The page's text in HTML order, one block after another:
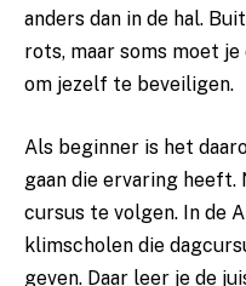
anders dan in de hal.
rots, maar soms moet
om jezelf te beveiligen.
Als beginner is het
gaan die ervaring
cursus te volgen. In de
klimscholen die
geven. Daar leer je de